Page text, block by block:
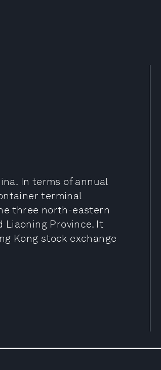
In terms of annual
terminal
three north-eastern
Liaoning Province. It
Kong stock exchange